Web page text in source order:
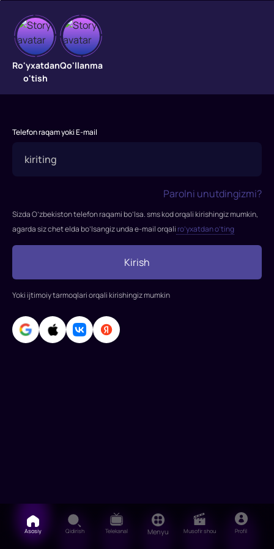
Ish
o'rganuvchi
o'rganuvchi"
2015-
tasvirga
Meyers
Rollarda:
Robert
Niro,
Enn
Xeteuey,
Rene
Russo,
Ro'yxatdan
o'tish
Qo'llanma
Telefon raqam yoki E-mail
Parolni unutdingizmi?
Sizda O’zbekiston telefon raqami bo’lsa. sms kod orqali kirishingiz mumkin,
agarda siz chet elda bo’lsangiz unda e-mail orqali ro’yxatdan o’ting
Kirish
Yoki ijtimoiy tarmoqlari orqali kirishingiz mumkin
Asosiy Qidirish Telekanal Menyu Musofir shou Profil